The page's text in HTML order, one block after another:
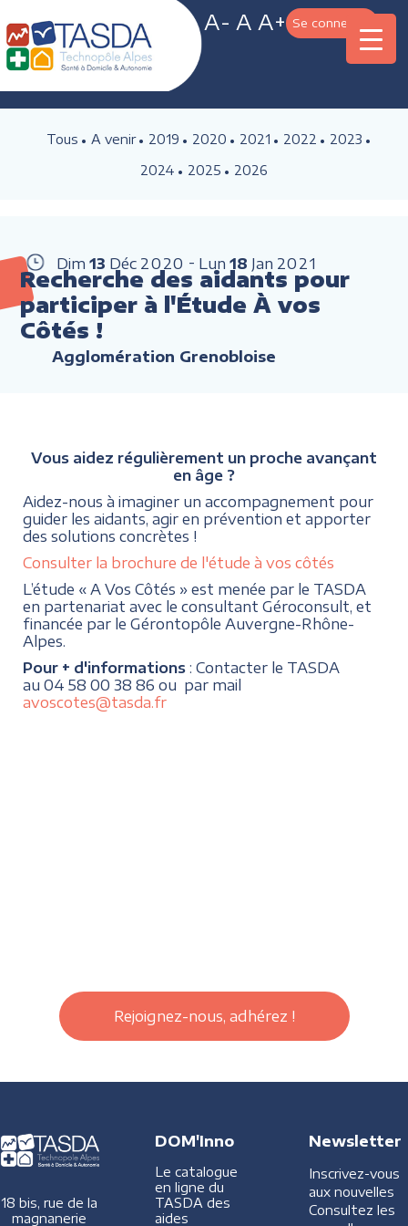
A- A A+ Se connecter
Tous A venir 2019 2020 2021 2022
2023
2024
2025 2026
Dim 13 Déc 2020 Lun 18 Jan 2021
Recherche des aidants pour
participer à l'Étude À vos
Côtés !
Agglomération Grenobloise
Vous aidez régulièrement un proche avançant
en âge ?
Aidez-nous à imaginer un accompagnement pour
guider les aidants, agir en prévention et apporter
des solutions concrètes !
Consulter la brochure de l'étude à vos côtés
L’étude « A Vos Côtés » est menée par le TASDA
en partenariat avec le consultant Géroconsult, et
financée par le Gérontopôle Auvergne-Rhône-
Alpes.
Pour + d'informations : Contacter le TASDA
au 04 58 00 38 86 ou par mail
avoscotes@tasda.fr
Rejoignez-nous, adhérez !
18 bis, rue de la
magnanerie
DOM'Inno
Le catalogue
en ligne du
TASDA des
aides
Newsletter
Inscrivez-vous
aux nouvelles
Consultez les